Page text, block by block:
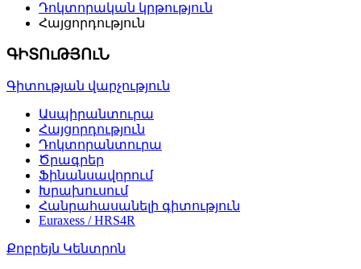
Դոկտորական կրթություն
Հայցորդություն
ԳԻՏՈւԹՅՈւՆ
Գիտության վարչություն
Ասպիրանտուրա
Հայցորդություն
Դոկտորանտուրա
Ծրագրեր
Ֆինանսավորում
Խրախուսում
Հանրահասանելի գիտություն
Euraxess / HRS4R
Քոբրեյն Կենտրոն